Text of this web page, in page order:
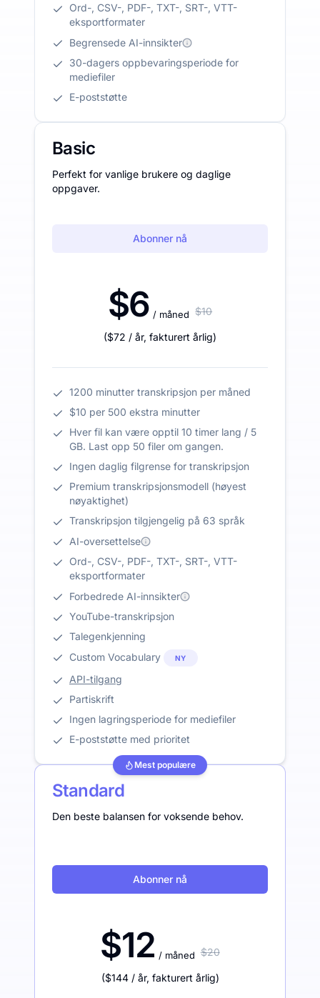
Ord-, CSV-, PDF-, TXT-, SRT-, VTT-
eksportformater
Begrensede AI-innsikter
30-dagers oppbevaringsperiode for
mediefiler
E-poststøtte
Basic
Perfekt for vanlige brukere og daglige
oppgaver.
Abonner nå
$6 / måned $10
($72 / år, fakturert årlig)
1200 minutter transkripsjon per måned
$10 per 500 ekstra minutter
Hver fil kan være opptil 10 timer lang / 5
GB. Last opp 50 filer om gangen.
Ingen daglig filgrense for transkripsjon
Premium transkripsjonsmodell (høyest
nøyaktighet)
Transkripsjon tilgjengelig på 63 språk
AI-oversettelse
Ord-, CSV-, PDF-, TXT-, SRT-, VTT-
eksportformater
Forbedrede AI-innsikter
YouTube-transkripsjon
Talegenkjenning
Custom Vocabulary
NY
API-tilgang
Partiskrift
Ingen lagringsperiode for mediefiler
E-poststøtte med prioritet
Mest populære
Standard
Den beste balansen for voksende behov.
Abonner nå
$12 / måned $20
($144 / år, fakturert årlig)